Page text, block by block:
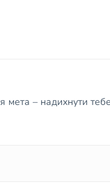
– надихнути